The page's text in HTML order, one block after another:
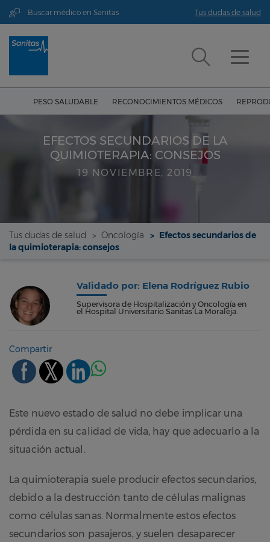
Buscar médico en Sanitas Tus dudas de salud
PESO SALUDABLE RECONOCIMIENTOS MÉDICOS
EFECTOS SECUNDARIOS DE LA
QUIMIOTERAPIA: CONSEJOS
19 NOVIEMBRE, 2019
Tus dudas de salud Oncología
Efectos secundarios de
la quimioterapia: consejos
Validado por: Elena Rodríguez Rubio
Supervisora de Hospitalización y Oncología en
el Hospital Universitario Sanitas La Moraleja.
Compartir
Este nuevo estado de salud no debe implicar una
pérdida en su calidad de vida, hay que adecuarlo a la
situación actual.
La quimioterapia suele producir efectos secundarios,
debido a la destrucción tanto de células malignas
como células sanas. Normalmente estos efectos
secundarios son pasajeros, y suelen desaparecer